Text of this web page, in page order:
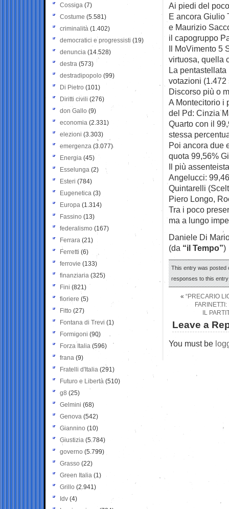
Ai piedi del
E ancora Giulio
e Maurizio
il capogruppo
Il MoVimento 5
virtuosa, quella
La
votazioni
Discorso più o
A Montecitorio i
del Pd: Cinzia
Quarto con il
stessa
Poi ancora due
quota 99,56%
Il più
Angelucci:
Quintarelli
Piero Longo,
Tra i poco
ma a lungo
Daniele Di
(da “il Tempo”)
This entry was posted
responses to this
« “PRECARIO
IL
Leave a
You must be
Cossiga (7)
Costume (5.581)
criminalità (1.402)
democratici e progressisti (19)
denuncia (14.528)
destra (573)
destradipopolo (99)
Di Pietro (101)
Diritti civili (276)
don Gallo (9)
economia (2.331)
elezioni (3.303)
emergenza (3.077)
Energia (45)
Esselunga (2)
Esteri (784)
Eugenetica (3)
Europa (1.314)
Fassino (13)
federalismo (167)
Ferrara (21)
Ferretti (6)
ferrovie (133)
finanziaria (325)
Fini (821)
fioriere (5)
Fitto (27)
Fontana di Trevi (1)
Formigoni (90)
Forza Italia (596)
frana (9)
Fratelli d'Italia (291)
Futuro e Libertà (510)
g8 (25)
Gelmini (68)
Genova (542)
Giannino (10)
Giustizia (5.784)
governo (5.799)
Grasso (22)
Green Italia (1)
Grillo (2.941)
Idv (4)